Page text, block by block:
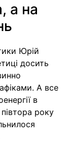
а на
Юрій
досить
А все
в
року